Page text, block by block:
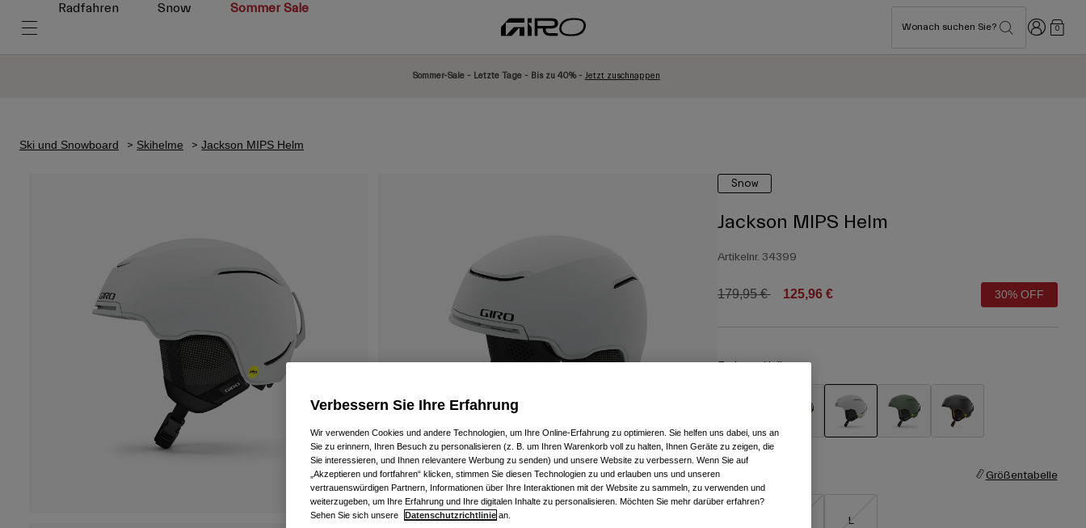
Radfahren Snow Sommer Sale
Wonach suchen Sie? Anmelden
0
Sommer-Sale - Letzte Tage - Bis zu 40% - Jetzt zuschnappen
Ski und Snowboard Skihelme Jackson MIPS Helm
Snow
Jackson MIPS Helm
Artikelnr. 34399
Price reduced from
179,95 €to 125,96 € 30% OFF
Farben -Hellgrau
Größe Größentabelle
L
Verbessern Sie Ihre Erfahrung
Wir verwenden Cookies und andere Technologien, um Ihre Online-Erfahrung zu optimieren. Sie helfen uns dabei, uns an
Sie zu erinnern, Ihren Besuch zu personalisieren (z. B. um Ihren Warenkorb voll zu halten, Ihnen Geräte zu zeigen, die
Sie interessieren, und Ihnen relevantere Werbung zu senden) und unsere Website zu verbessern. Wenn Sie auf
„Akzeptieren und fortfahren“ klicken, stimmen Sie diesen Technologien zu und erlauben uns und unseren
vertrauenswürdigen Partnern, Informationen über Ihre Interaktionen mit der Website zu sammeln, zu verwenden und
weiterzugeben, um Ihre Erfahrung und Ihre digitalen Inhalte zu personalisieren. Möchten Sie mehr darüber erfahren?
Sehen Sie sich unsere
Datenschutzrichtlinie an.